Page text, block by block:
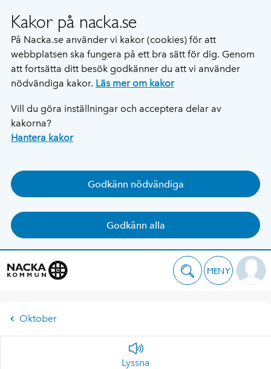
Kakor på nacka.se
På Nacka.se använder vi kakor (cookies) för att
webbplatsen ska fungera på ett bra sätt för dig. Genom
att fortsätta ditt besök godkänner du att vi använder
nödvändiga kakor. Läs mer om kakor
Vill du göra inställningar och acceptera delar av
kakorna?
Hantera kakor
Godkänn nödvändiga
Godkänn alla
MENY
Oktober
Lyssna